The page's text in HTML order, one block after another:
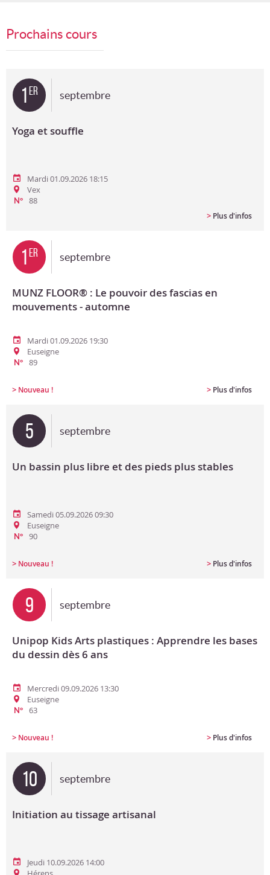
Suggestions
Programme en PDF
Prochains cours
1er septembre
Yoga et souffle
Mardi 01.09.2026 18:15
Vex
N°
88
> Plus d'infos
1er septembre
MUNZ FLOOR® : Le pouvoir des fascias en
mouvements - automne
Mardi 01.09.2026 19:30
Euseigne
N° 89
> Nouveau ! > Plus d'infos
5 septembre
Un bassin plus libre et des pieds plus stables
Samedi 05.09.2026 09:30
Euseigne
N° 90
> Nouveau ! > Plus d'infos
9 septembre
Unipop Kids Arts plastiques : Apprendre les bases
du dessin dès 6 ans
Mercredi 09.09.2026 13:30
Euseigne
N° 63
> Nouveau ! > Plus d'infos
10 septembre
Initiation au tissage artisanal
Jeudi 10.09.2026 14:00